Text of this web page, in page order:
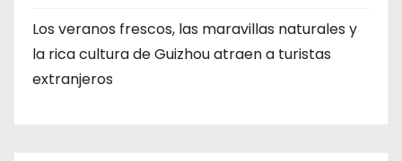
Los veranos frescos, las maravillas naturales y
la rica cultura de Guizhou atraen a turistas
extranjeros